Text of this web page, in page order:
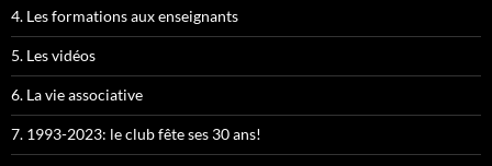
4. Les formations aux enseignants
5. Les vidéos
6. La vie associative
7. 1993-2023: le club fête ses 30 ans!